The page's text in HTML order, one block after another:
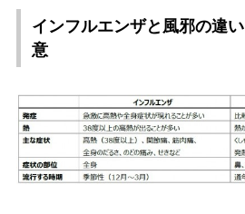
インフルエンザと風邪の違
意